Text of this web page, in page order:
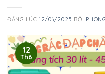
ĐĂNG LÚC12/06/2025 BỞI
12
Th6